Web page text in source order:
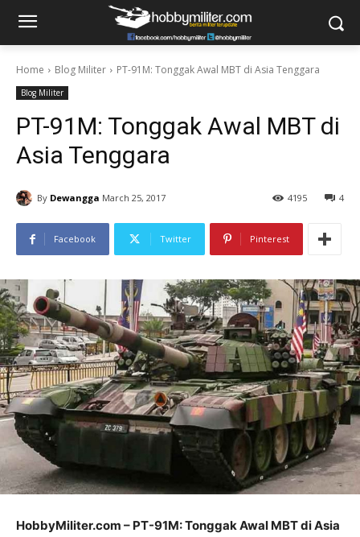
Home Blog Militer PT-91M: Tonggak Awal MBT di Asia Tenggara
Blog Militer
PT-91M: Tonggak Awal MBT di
Asia Tenggara
By Dewangga March 25, 2017 4
4195
Facebook Twitter Pinterest
HobbyMiliter.com – PT-91M: Tonggak Awal MBT di Asia